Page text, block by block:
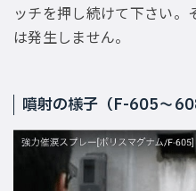
ッチを押し続けて下さい
は発生しません。
噴射の様子（F-605〜